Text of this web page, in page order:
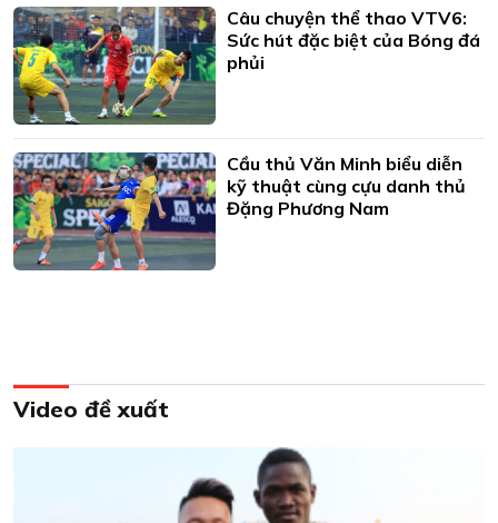
Câu chuyện thể thao VTV6:
Sức hút đặc biệt của Bóng đá
phủi
Cầu thủ Văn Minh biểu diễn
kỹ thuật cùng cựu danh thủ
Đặng Phương Nam
Video đề xuất